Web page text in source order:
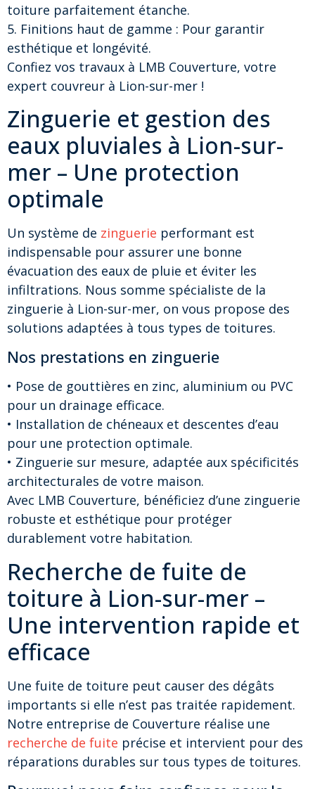
toiture parfaitement étanche.
5. Finitions haut de gamme : Pour garantir
esthétique et longévité.
Confiez vos travaux à LMB Couverture, votre
expert couvreur à Lion-sur-mer !
Zinguerie et gestion des
eaux pluviales à Lion-sur-
mer – Une protection
optimale
Un système de zinguerie performant est
indispensable pour assurer une bonne
évacuation des eaux de pluie et éviter les
infiltrations. Nous somme spécialiste de la
zinguerie à Lion-sur-mer, on vous propose des
solutions adaptées à tous types de toitures.
Nos prestations en zinguerie
• Pose de gouttières en zinc, aluminium ou PVC
pour un drainage efficace.
• Installation de chéneaux et descentes d’eau
pour une protection optimale.
• Zinguerie sur mesure, adaptée aux spécificités
architecturales de votre maison.
Avec LMB Couverture, bénéficiez d’une zinguerie
robuste et esthétique pour protéger
durablement votre habitation.
Recherche de fuite de
toiture à Lion-sur-mer –
Une intervention rapide et
efficace
Une fuite de toiture peut causer des dégâts
importants si elle n’est pas traitée rapidement.
Notre entreprise de Couverture réalise une
recherche de fuite précise et intervient pour des
réparations durables sur tous types de toitures.